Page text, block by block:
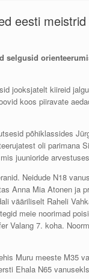
eesti
selgusid
jooksjatelt kiireid
koos piiravate
põhiklassides
oli parimana
juunioride
Neidude N18
Anna Mia Atonen ja
vääriliselt Raheli
meie noorimad
Valang 7. koha.
Muru meeste M35
Ehala N65